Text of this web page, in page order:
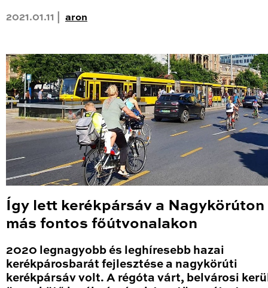
2021.01.11 | aron
Így lett kerékpársáv a Nagykörúton
más fontos főútvonalakon
2020 legnagyobb és leghíresebb hazai
kerékpárosbarát fejlesztése a nagykörúti
kerékpársáv volt. A régóta várt, belvárosi